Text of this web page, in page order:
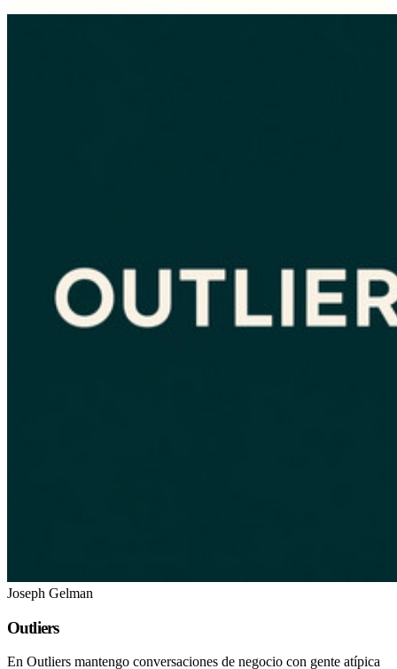
Joseph Gelman
Outliers
En Outliers mantengo conversaciones de negocio con gente atípica